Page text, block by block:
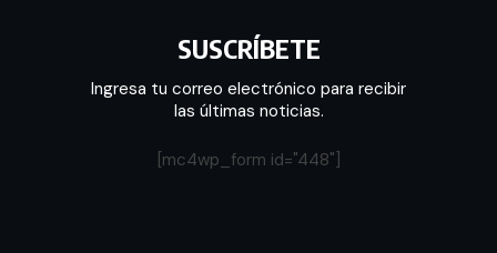
SUSCRÍBETE
Ingresa tu correo electrónico para recibir
las últimas noticias.
[mc4wp_form id="448"]